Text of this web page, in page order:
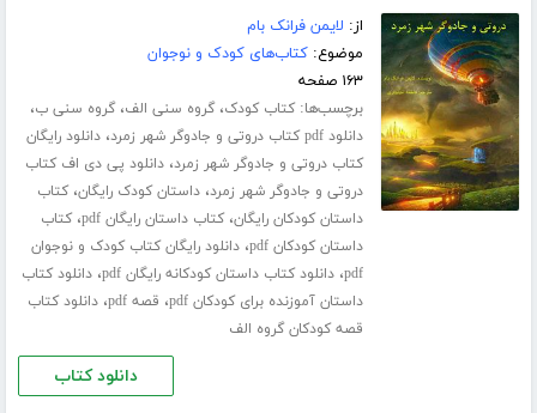
از: لایمن فرانک بام
موضوع:کتاب‌های کودک و نوجوان
۱۶۳ صفحه
برچسب‌ها:کتاب کودک،گروه سنی الف،گروه سنی ب،
دانلود pdf کتاب دروتی و جادوگر شهر زمرد ،دانلود رایگان
کتاب دروتی و جادوگر شهر زمرد،دانلود پی دی اف کتاب
دروتی و جادوگر شهر زمرد،داستان کودک رایگان،کتاب
داستان کودکان رایگان،کتاب داستان رایگان pdf ،کتاب
داستان کودکان pdf
،دانلود رایگان کتاب کودک و نوجوان
pdf،دانلود کتاب داستان کودکانه رایگان pdf ،دانلود کتاب
داستان آموزنده برای کودکان pdf
، قصه pdf ،دانلود کتاب
قصه کودکان گروه الف
دانلود کتاب